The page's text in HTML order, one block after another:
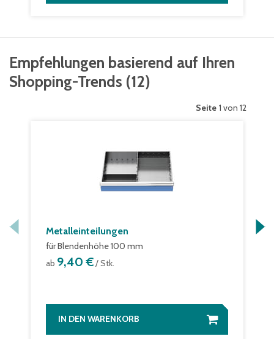
Empfehlungen basierend auf Ihren
Shopping-Trends (12)
Seite 1 von 12
Metalleinteilungen
für Blendenhöhe 100 mm
ab 9,40 €/ Stk.
IN DEN WARENKORB